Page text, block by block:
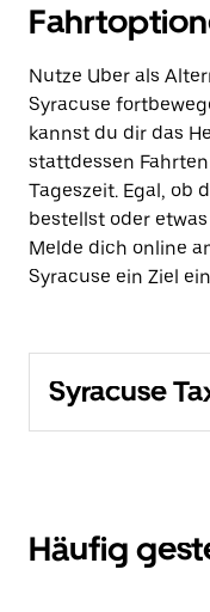
Nutze Uber als
Syracuse
kannst du dir das
stattdessen
Tageszeit. Egal, ob
bestellst oder
Melde dich online
Syracuse ein Ziel
Syracuse
Häufig